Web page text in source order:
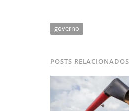
governo
POSTS RELACIONADOS